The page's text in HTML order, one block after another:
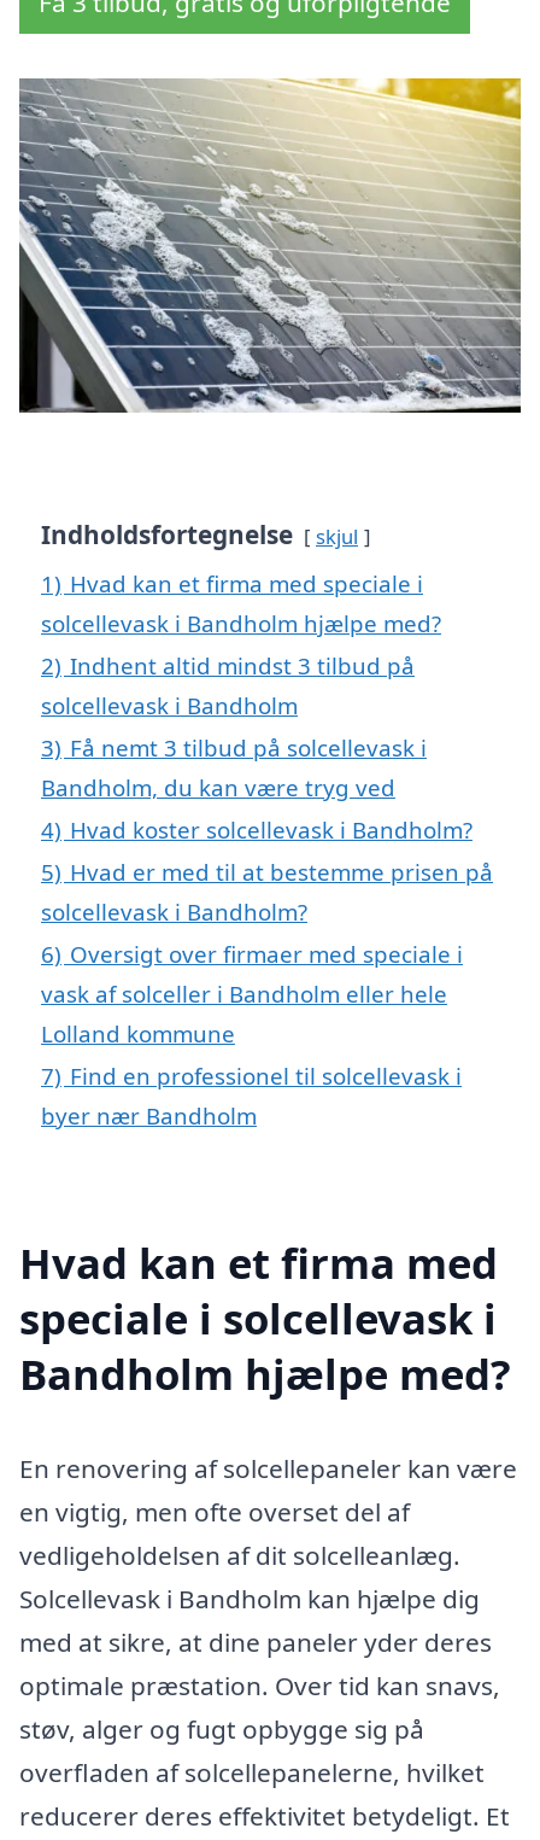
Indholdsfortegnelse skjul
1) Hvad kan et firma med speciale i
solcellevask i Bandholm hjælpe med?
2) Indhent altid mindst 3 tilbud på
solcellevask i Bandholm
3) Få nemt 3 tilbud på solcellevask i
Bandholm, du kan være tryg ved
4) Hvad koster solcellevask i Bandholm?
5) Hvad er med til at bestemme prisen på
solcellevask i Bandholm?
6) Oversigt over firmaer med speciale i
vask af solceller i Bandholm eller hele
Lolland kommune
7) Find en professionel til solcellevask i
byer nær Bandholm
Hvad kan et firma med
speciale i solcellevask i
Bandholm hjælpe med?
En renovering af solcellepaneler kan være
en vigtig, men ofte overset del af
vedligeholdelsen af dit solcelleanlæg.
Solcellevask i Bandholm kan hjælpe dig
med at sikre, at dine paneler yder deres
optimale præstation. Over tid kan snavs,
støv, alger og fugt opbygge sig på
overfladen af solcellepanelerne, hvilket
reducerer deres effektivitet betydeligt. Et